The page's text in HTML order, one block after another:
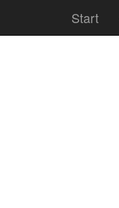
Start